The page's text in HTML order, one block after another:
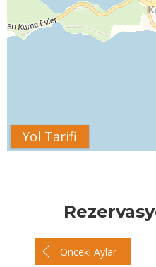
Yol Tarifi
Önceki Aylar